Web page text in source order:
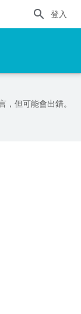
登入
，但可能會出錯。